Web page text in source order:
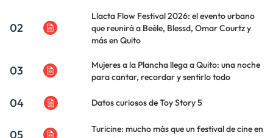
02
Llacta Flow Festival 2026: el evento urbano
que reunirá a Beéle, Blessd, Omar Courtz y
más en Quito
03
Mujeres a la Plancha llega a Quito: una noche
para cantar, recordar y sentirlo todo
04 Datos curiosos de Toy Story 5
05
Turicine: mucho más que un festival de cine en